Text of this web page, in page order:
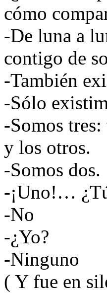
cómo
-De luna a
contigo de
-También
-Sólo
-Somos
y los otros.
-Somos dos.
-¡Uno!…
-No
-¿Yo?
-Ninguno
( Y fue en